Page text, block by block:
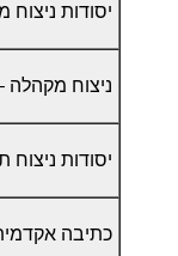
יסודות ניצוח
ניצוח
יסודות ניצוח
כתיבה